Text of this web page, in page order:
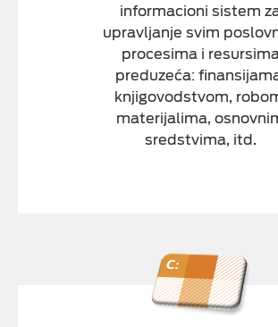
informacioni sistem
upravljanje svim
procesima i
preduzeća:
knjigovodstvom,
materijalima,
sredstvima, itd.